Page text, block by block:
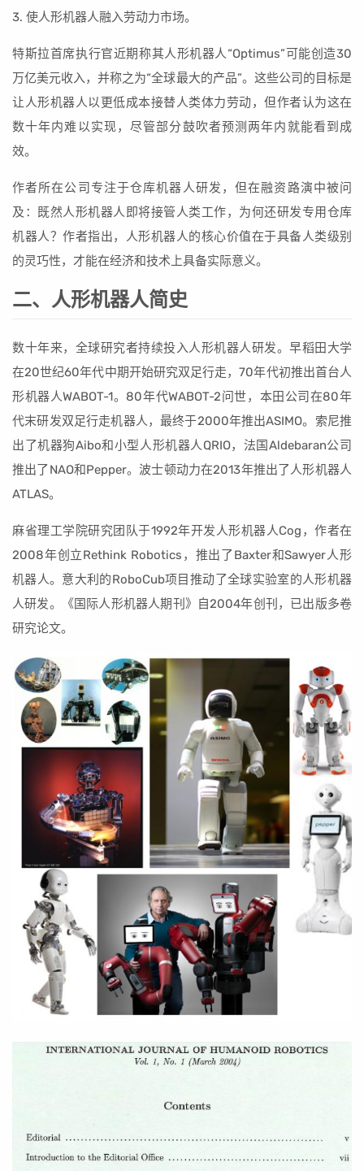
3. 使人形机器人融入劳动力市场。
特斯拉首席执行官近期称其人形机器人“Optimus”可能创造30
万亿美元收入，并称之为“全球最大的产品”。这些公司的目标是
让人形机器人以更低成本接替人类体力劳动，但作者认为这在
数十年内难以实现，尽管部分鼓吹者预测两年内就能看到成
效。
作者所在公司专注于仓库机器人研发，但在融资路演中被问
及：既然人形机器人即将接管人类工作，为何还研发专用仓库
机器人？作者指出，人形机器人的核心价值在于具备人类级别
的灵巧性，才能在经济和技术上具备实际意义。
二、人形机器人简史
数十年来，全球研究者持续投入人形机器人研发。早稻田大学
在20世纪60年代中期开始研究双足行走，70年代初推出首台人
形机器人WABOT-1。80年代WABOT-2问世，本田公司在80年
代末研发双足行走机器人，最终于2000年推出ASIMO。索尼推
出了机器狗Aibo和小型人形机器人QRIO，法国Aldebaran公司
推出了NAO和Pepper。波士顿动力在2013年推出了人形机器人
ATLAS。
麻省理工学院研究团队于1992年开发人形机器人Cog，作者在
2008年创立Rethink Robotics，推出了Baxter和Sawyer人形
机器人。意大利的RoboCub项目推动了全球实验室的人形机器
人研发。《国际人形机器人期刊》自2004年创刊，已出版多卷
研究论文。